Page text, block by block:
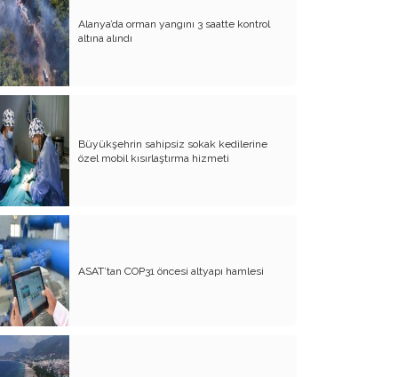
Ömer’in Balığı
Küçük Bir Ölüm
Sanat Bitmez, Hele Ankara’da Asla!
Kitaplarla Yaşamak
Gelme Artık Neye Yarar
Kırşehir’den Kır Çiçeğine
Dert Etmeye Değer mi?
Anadolu’nun Son Abdalı, Neredesin
Sen!
Güz Kokusu, Eylül Hüznü
Anadolu’nun Hazineleri ile Şu Bizim
Zavallı Cüzdanımız
Alanya’da orman yangını 3 saatte kontrol
altına alındı
Büyükşehrin sahipsiz sokak kedilerine
özel mobil kısırlaştırma hizmeti
ASAT’tan COP31 öncesi altyapı hamlesi